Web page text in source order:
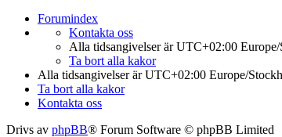
Forumindex
Kontakta oss
Alla tidsangivelser är UTC+02:00
Ta bort alla kakor
Alla tidsangivelser är UTC+02:00 Europe/
Ta bort alla kakor
Kontakta oss
Drivs av phpBB® Forum Software © phpBB Limited